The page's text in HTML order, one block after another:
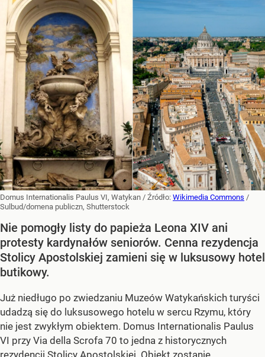
Domus Internationalis Paulus VI, Watykan / Źródło: Wikimedia Commons /
Sulbud/domena publiczn, Shutterstock
Nie pomogły listy do papieża Leona XIV ani
protesty kardynałów seniorów. Cenna rezydencja
Stolicy Apostolskiej zamieni się w luksusowy hotel
butikowy.
Już niedługo po zwiedzaniu Muzeów Watykańskich turyści
udadzą się do luksusowego hotelu w sercu Rzymu, który
nie jest zwykłym obiektem. Domus Internationalis Paulus
VI przy Via della Scrofa 70 to jedna z historycznych
rezydencji Stolicy Apostolskiej. Obiekt zostanie